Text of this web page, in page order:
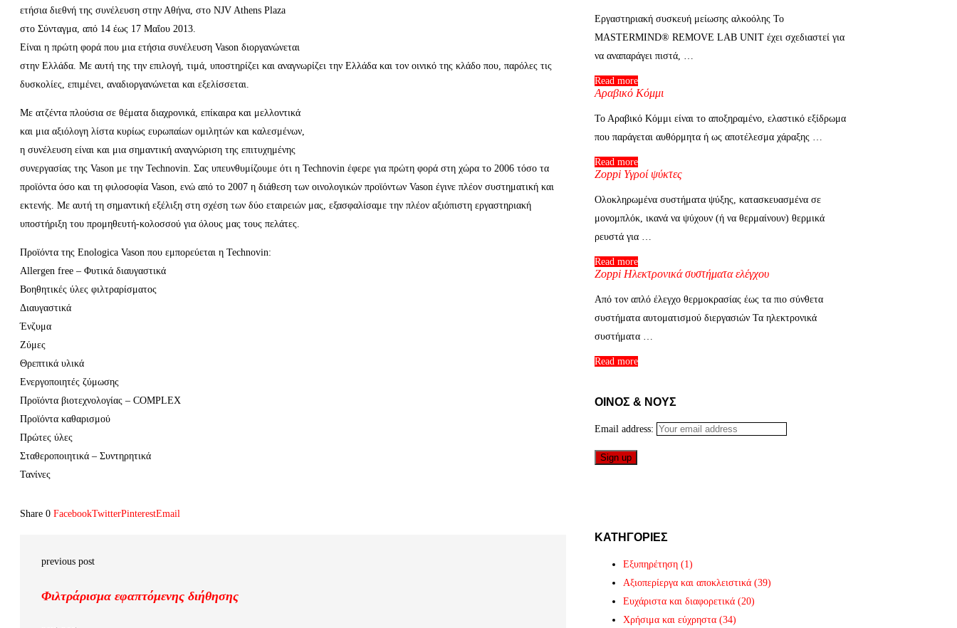
ετήσια διεθνή της συνέλευση στην Αθήνα, στο NJV Athens Plaza
στο Σύνταγμα, από 14 έως 17 Μαΐου 2013.
Είναι η πρώτη φορά που μια ετήσια συνέλευση Vason διοργανώνεται
στην Ελλάδα. Με αυτή της την επιλογή, τιμά, υποστηρίζει και αναγνωρίζει την Ελλάδα και τον οινικό της κλάδο που, παρόλες τις
δυσκολίες, επιμένει, αναδιοργανώνεται και εξελίσσεται.
Με ατζέντα πλούσια σε θέματα διαχρονικά, επίκαιρα και μελλοντικά
και μια αξιόλογη λίστα κυρίως ευρωπαίων ομιλητών και καλεσμένων,
η συνέλευση είναι και μια σημαντική αναγνώριση της επιτυχημένης
συνεργασίας της Vason με την Technovin. Σας υπευνθυμίζουμε ότι η Technovin έφερε για πρώτη φορά στη χώρα το 2006 τόσο τα
προϊόντα όσο και τη φιλοσοφία Vason, ενώ από το 2007 η διάθεση των οινολογικών προϊόντων Vason έγινε πλέον συστηματική και
εκτενής. Με αυτή τη σημαντική εξέλιξη στη σχέση των δύο εταιρειών μας, εξασφαλίσαμε την πλέον αξιόπιστη εργαστηριακή
υποστήριξη του προμηθευτή-κολοσσού για όλους μας τους πελάτες.
Προϊόντα της Enologica Vason που εμπορεύεται η Technovin:
Allergen free – Φυτικά διαυγαστικά
Βοηθητικές ύλες φιλτραρίσματος
Διαυγαστικά
Ένζυμα
Ζύμες
Θρεπτικά υλικά
Ενεργοποιητές ζύμωσης
Προϊόντα βιοτεχνολογίας – COMPLEX
Προϊόντα καθαρισμού
Πρώτες ύλες
Σταθεροποιητικά – Συντηρητικά
Τανίνες
Share 0 FacebookTwitterPinterestEmail
previous post
Φιλτράρισμα εφαπτόμενης διήθησης
Εργαστηριακή συσκευή μείωσης αλκοόλης Το
MASTERMIND® REMOVE LAB UNIT έχει σχεδιαστεί για
να αναπαράγει πιστά, …
Read more
Αραβικό Κόμμι
Το Αραβικό Κόμμι είναι το αποξηραμένο, ελαστικό εξίδρωμα
που παράγεται αυθόρμητα ή ως αποτέλεσμα χάραξης …
Read more
Zoppi Υγροί ψύκτες
Oλοκληρωμένα συστήματα ψύξης, κατασκευασμένα σε
μονομπλόκ, ικανά να ψύχουν (ή να θερμαίνουν) θερμικά
ρευστά για …
Read more
Zoppi Ηλεκτρονικά συστήματα ελέγχου
Από τον απλό έλεγχο θερμοκρασίας έως τα πιο σύνθετα
συστήματα αυτοματισμού διεργασιών Τα ηλεκτρονικά
συστήματα …
Read more
ΟΙΝΟΣ & ΝΟΥΣ
Email address:
ΚΑΤΗΓΟΡΙΕΣ
Εξυπηρέτηση (1)
Αξιοπερίεργα και αποκλειστικά (39)
Ευχάριστα και διαφορετικά (20)
Χρήσιμα και εύχρηστα (34)